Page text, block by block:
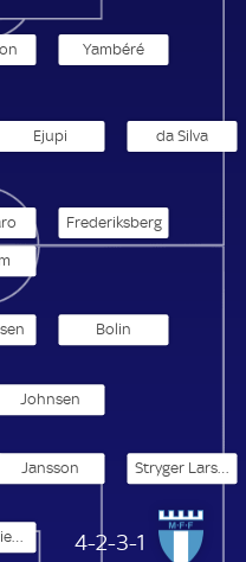
Yambéré
Ejupi da Silva
Frederiksberg
Malmö FF
4-2-3-1
Schuck Friedrich
Stryger Larsen
Jansson
Johnsen
Bolin